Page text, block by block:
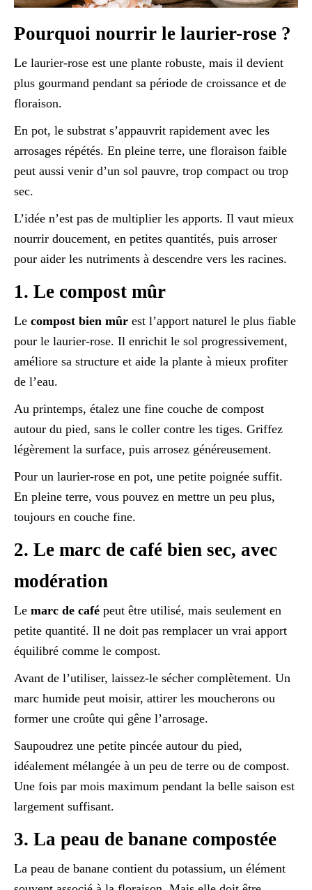
Pourquoi nourrir le laurier-rose ?
Le laurier-rose est une plante robuste, mais il devient
plus gourmand pendant sa période de croissance et de
floraison.
En pot, le substrat s’appauvrit rapidement avec les
arrosages répétés. En pleine terre, une floraison faible
peut aussi venir d’un sol pauvre, trop compact ou trop
sec.
L’idée n’est pas de multiplier les apports. Il vaut mieux
nourrir doucement, en petites quantités, puis arroser
pour aider les nutriments à descendre vers les racines.
1. Le compost mûr
Le compost bien mûr est l’apport naturel le plus fiable
pour le laurier-rose. Il enrichit le sol progressivement,
améliore sa structure et aide la plante à mieux profiter
de l’eau.
Au printemps, étalez une fine couche de compost
autour du pied, sans le coller contre les tiges. Griffez
légèrement la surface, puis arrosez généreusement.
Pour un laurier-rose en pot, une petite poignée suffit.
En pleine terre, vous pouvez en mettre un peu plus,
toujours en couche fine.
2. Le marc de café bien sec, avec
modération
Le marc de café peut être utilisé, mais seulement en
petite quantité. Il ne doit pas remplacer un vrai apport
équilibré comme le compost.
Avant de l’utiliser, laissez-le sécher complètement. Un
marc humide peut moisir, attirer les moucherons ou
former une croûte qui gêne l’arrosage.
Saupoudrez une petite pincée autour du pied,
idéalement mélangée à un peu de terre ou de compost.
Une fois par mois maximum pendant la belle saison est
largement suffisant.
3. La peau de banane compostée
La peau de banane contient du potassium, un élément